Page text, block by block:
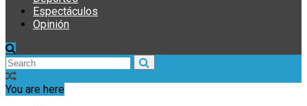
Espectáculos
Opinión
You are here